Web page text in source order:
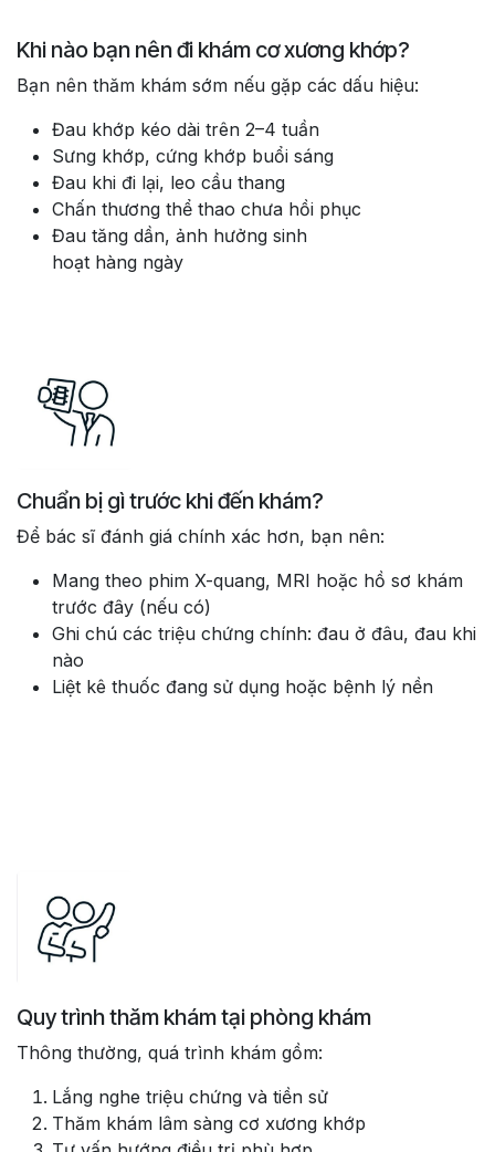
Khi nào bạn nên đi khám cơ xương khớp?
Bạn nên thăm khám sớm nếu gặp các dấu hiệu:
Đau khớp kéo dài trên 2–4 tuần
Sưng khớp, cứng khớp buổi sáng
Đau khi đi lại, leo cầu thang
Chấn thương thể thao chưa hồi phục
Đau tăng dần, ảnh hưởng sinh
hoạt hàng ngày
Chuẩn bị gì trước khi đến khám?
Để bác sĩ đánh giá chính xác hơn, bạn nên:
Mang theo phim X-quang, MRI hoặc hồ sơ khám
trước đây (nếu có)
Ghi chú các triệu chứng chính: đau ở đâu, đau khi
nào
Liệt kê thuốc đang sử dụng hoặc bệnh lý nền
Quy trình thăm khám tại phòng khám
Thông thường, quá trình khám gồm:
Lắng nghe triệu chứng và tiền sử
Thăm khám lâm sàng cơ xương khớp